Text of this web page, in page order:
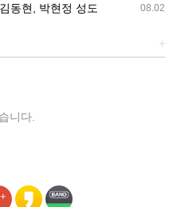
08.02
동현, 박현정 성도
+
니다.